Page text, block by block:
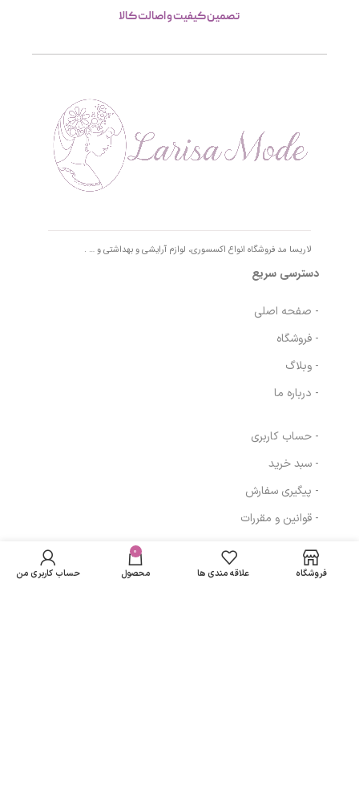
تصمین کیفیت و اصالت کالا
لاریسا مد فروشگاه انواع اکسسوری، لوازم آرایشی و بهداشتی و … .
دسترسی سریع
- صفحه اصلی
- فروشگاه
- وبلاگ
- درباره ما
- حساب کاربری
- سبد خرید
- پیگیری سفارش
- قوانین و مقررات
مسیرهای ارتباطی
بادی اسپلش مردانه
مای|body splash
adventure aroma
تومان
باشد فروشگاه علاقه مندی ها
0
محصول حساب کاربری من